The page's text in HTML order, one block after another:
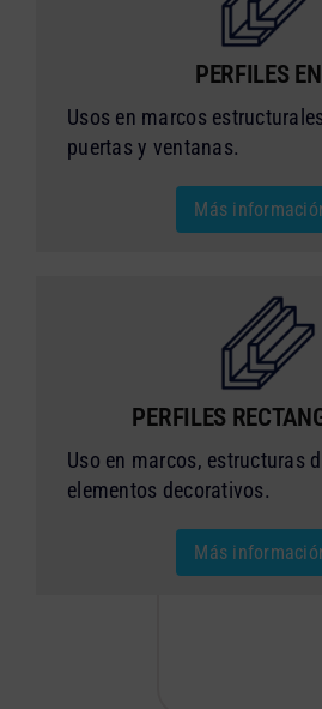
PERFILES
Usos en marcos
puertas y ventanas.
Más
PERFILES
Uso en marcos, estructuras
elementos decorativos.
Más